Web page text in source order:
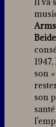
1947,
son
son